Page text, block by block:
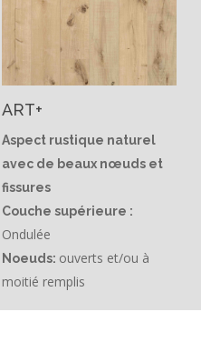
ART+
Aspect rustique naturel
avec de beaux nœuds et
fissures
Couche supérieure :
Ondulée
Noeuds: ouverts et/ou à
moitié remplis